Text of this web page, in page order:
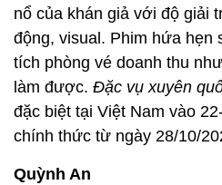
nổ của khán giả với độ giải
động, visual. Phim hứa hẹn
tích phòng vé doanh thu như
làm được. Đặc vụ xuyên
đặc biệt tại Việt Nam vào
chính thức từ ngày 28/10/
Quỳnh An